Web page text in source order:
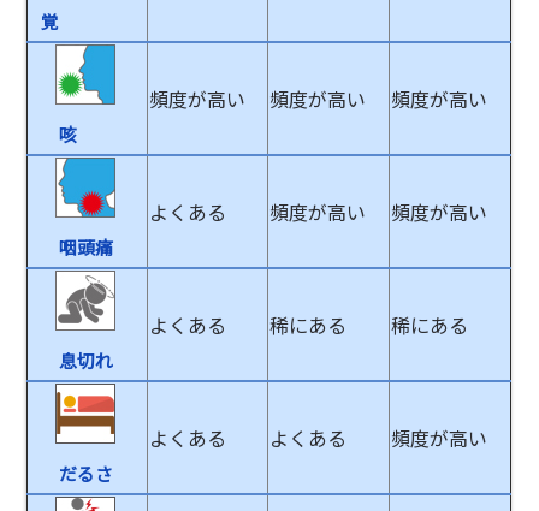
覚
咳
頻度が高い 頻度が高い 頻度が高い
咽頭痛
よくある 頻度が高い 頻度が高い
息切れ
よくある 稀にある 稀にある
だるさ
よくある よくある 頻度が高い